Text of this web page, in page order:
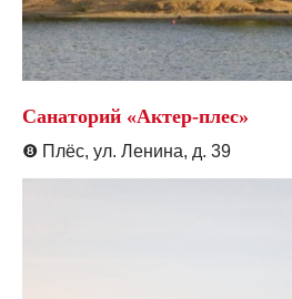
Санаторий «Актер-плес»
❽ Плёс, ул. Ленина, д. 39